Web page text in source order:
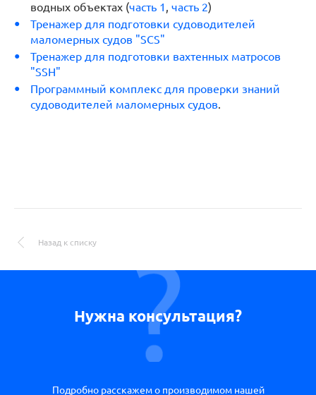
водных объектах (часть 1 , часть 2)
Тренажер для подготовки судоводителей
маломерных судов "SCS"
Тренажер для подготовки вахтенных матросов
"SSH"
Программный комплекс для проверки знаний
судоводителей маломерных судов.
Назад к списку
Нужна консультация?
Подробно расскажем о производимом нашей